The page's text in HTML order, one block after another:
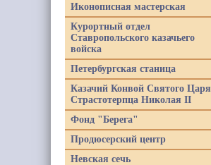
Иконописная мастерская
Курортный отдел
Ставропольского казачьего
войска
Петербургская станица
Казачий Конвой Святого Царя
Страстотерпца Николая II
Фонд "Берега"
Продюсерский центр
Невская сечь